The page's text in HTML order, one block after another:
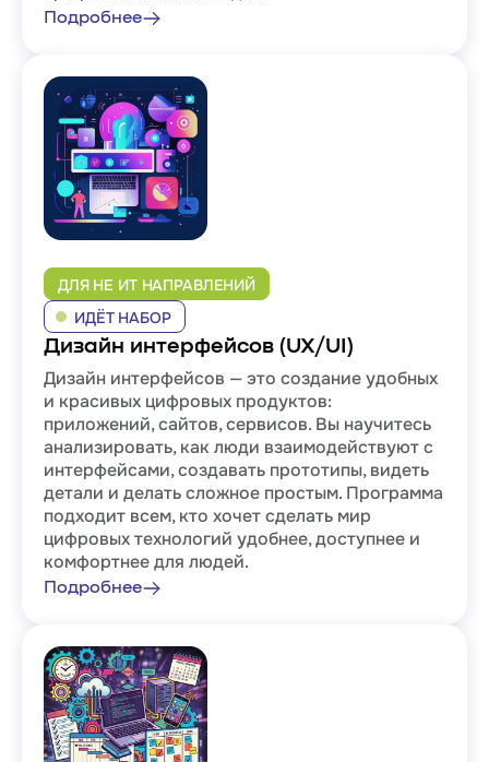
Подробнее
ДЛЯ НЕ ИТ НАПРАВЛЕНИЙ
ИДЁТ НАБОР
Дизайн интерфейсов (UX/UI)
Дизайн интерфейсов — это создание удобных
и красивых цифровых продуктов:
приложений, сайтов, сервисов. Вы научитесь
анализировать, как люди взаимодействуют с
интерфейсами, создавать прототипы, видеть
детали и делать сложное простым. Программа
подходит всем, кто хочет cделать мир
цифровых технологий удобнее, доступнее и
комфортнее для людей.
Подробнее